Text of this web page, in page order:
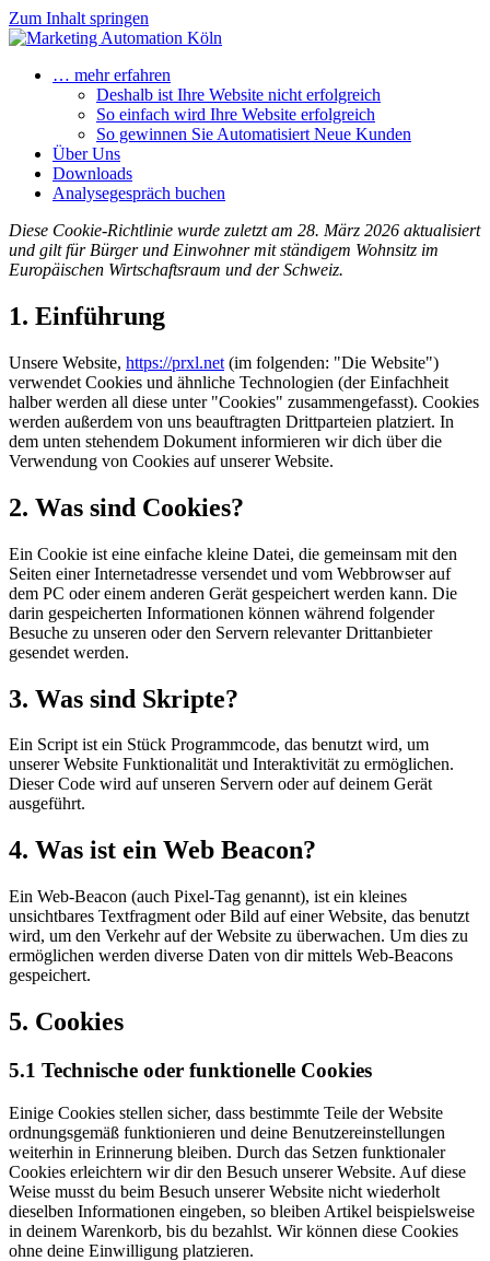
Zum Inhalt springen
… mehr erfahren
Deshalb ist Ihre Website nicht erfolgreich
So einfach wird Ihre Website erfolgreich
So gewinnen Sie Automatisiert Neue Kunden
Über Uns
Downloads
Analysegespräch buchen
Diese Cookie-Richtlinie wurde zuletzt am 28. März 2026 aktualisiert
und gilt für Bürger und Einwohner mit ständigem Wohnsitz im
Europäischen Wirtschaftsraum und der Schweiz.
1. Einführung
Unsere Website, https://prxl.net (im folgenden: "Die Website")
verwendet Cookies und ähnliche Technologien (der Einfachheit
halber werden all diese unter "Cookies" zusammengefasst). Cookies
werden außerdem von uns beauftragten Drittparteien platziert. In
dem unten stehendem Dokument informieren wir dich über die
Verwendung von Cookies auf unserer Website.
2. Was sind Cookies?
Ein Cookie ist eine einfache kleine Datei, die gemeinsam mit den
Seiten einer Internetadresse versendet und vom Webbrowser auf
dem PC oder einem anderen Gerät gespeichert werden kann. Die
darin gespeicherten Informationen können während folgender
Besuche zu unseren oder den Servern relevanter Drittanbieter
gesendet werden.
3. Was sind Skripte?
Ein Script ist ein Stück Programmcode, das benutzt wird, um
unserer Website Funktionalität und Interaktivität zu ermöglichen.
Dieser Code wird auf unseren Servern oder auf deinem Gerät
ausgeführt.
4. Was ist ein Web Beacon?
Ein Web-Beacon (auch Pixel-Tag genannt), ist ein kleines
unsichtbares Textfragment oder Bild auf einer Website, das benutzt
wird, um den Verkehr auf der Website zu überwachen. Um dies zu
ermöglichen werden diverse Daten von dir mittels Web-Beacons
gespeichert.
5. Cookies
5.1 Technische oder funktionelle Cookies
Einige Cookies stellen sicher, dass bestimmte Teile der Website
ordnungsgemäß funktionieren und deine Benutzereinstellungen
weiterhin in Erinnerung bleiben. Durch das Setzen funktionaler
Cookies erleichtern wir dir den Besuch unserer Website. Auf diese
Weise musst du beim Besuch unserer Website nicht wiederholt
dieselben Informationen eingeben, so bleiben Artikel beispielsweise
in deinem Warenkorb, bis du bezahlst. Wir können diese Cookies
ohne deine Einwilligung platzieren.